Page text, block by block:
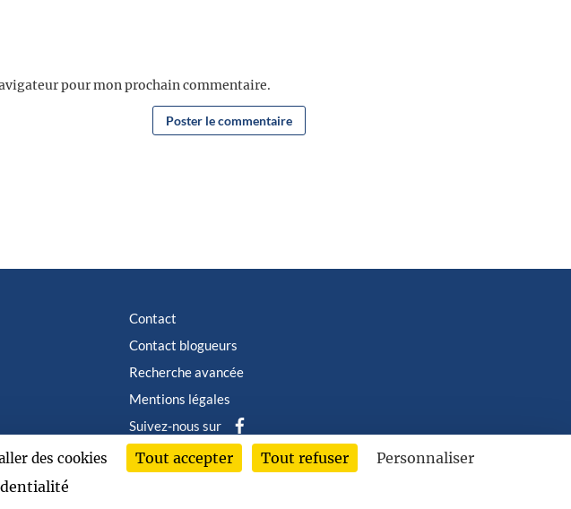
pour mon prochain commentaire.
Contact
Contact blogueurs
Recherche avancée
Mentions légales
Suivez-nous sur
2026 © Albin Michel Imaginaire - Tous droits réservés
des cookies Tout accepter Tout refuser
Personnaliser